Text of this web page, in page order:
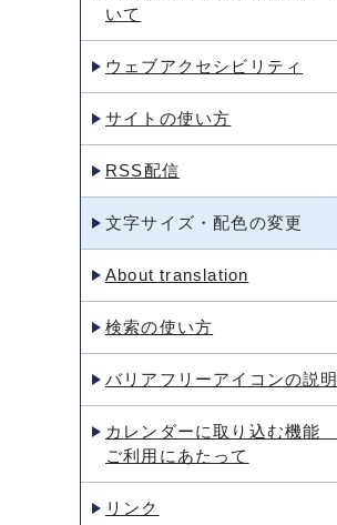
いて
ウェブアクセシビリティ
サイトの使い方
RSS配信
文字サイズ・配色の変更
About translation
検索の使い方
バリアフリーアイコンの説明
カレンダーに取り込む機能
ご利用にあたって
リンク